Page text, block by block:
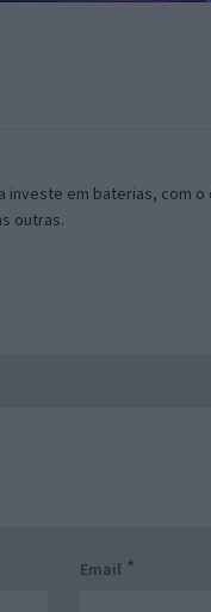
investe em baterias, com
outras.
Email *